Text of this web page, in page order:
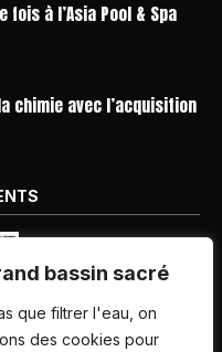
bassin sacré
que filtrer l'eau, on
des cookies pour
à l’Asia Pool & Spa
chimie avec l’acquisition